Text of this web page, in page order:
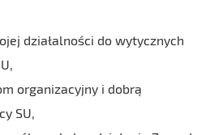
działalności do wytycznych
organizacyjny i dobrą
SU,